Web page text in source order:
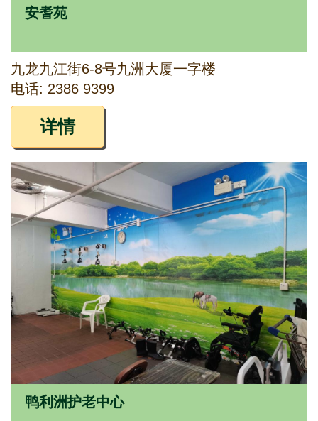
安耆苑
九龙九江街6-8号九洲大厦一字楼
电话: 2386 9399
详情
鸭利洲护老中心